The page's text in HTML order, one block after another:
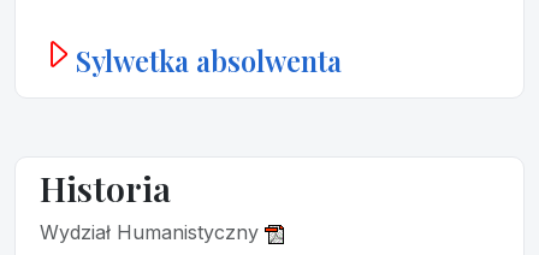
Sylwetka absolwenta
Historia
Wydział Humanistyczny